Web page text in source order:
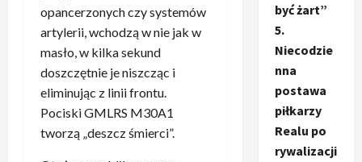
opancerzonych czy systemów
artylerii, wchodzą w nie jak w
masło, w kilka sekund
doszczętnie je niszcząc i
eliminując z linii frontu.
Pociski GMLRS M30A1
tworzą „deszcz śmierci”.
być żart”
5.
Niecodzie
nna
postawa
piłkarzy
Realu po
rywalizacji